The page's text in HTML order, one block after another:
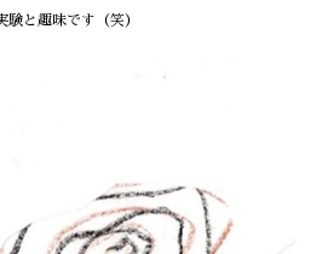
験と趣味です（笑）